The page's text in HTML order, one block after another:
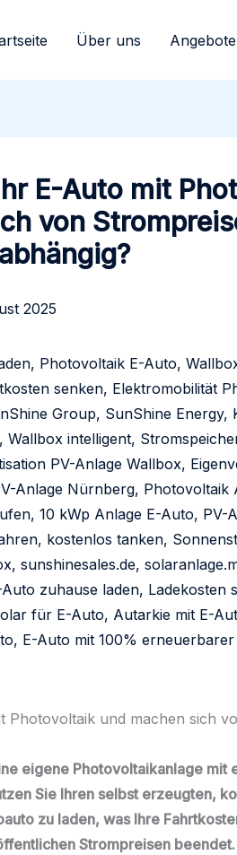
Über uns Angebote
E-Auto mit
von
2025
Photovoltaik und machen sich
eigene Photovoltaikanlage mit
Sie Ihren selbst erzeugten,
zu laden, was Ihre
Strompreisen beendet.